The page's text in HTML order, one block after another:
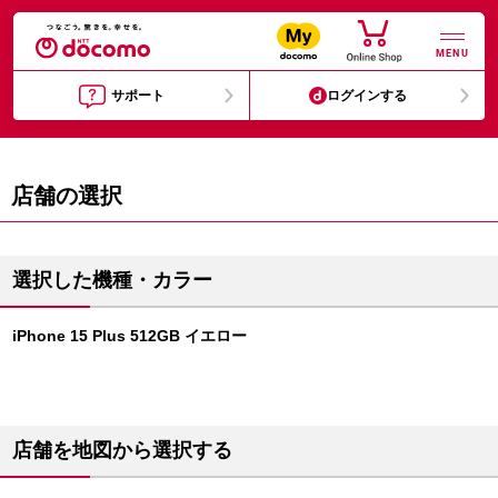
MENU
サポート ログインする
店舗の選択
選択した機種・カラー
iPhone 15 Plus 512GB イエロー
店舗を地図から選択する